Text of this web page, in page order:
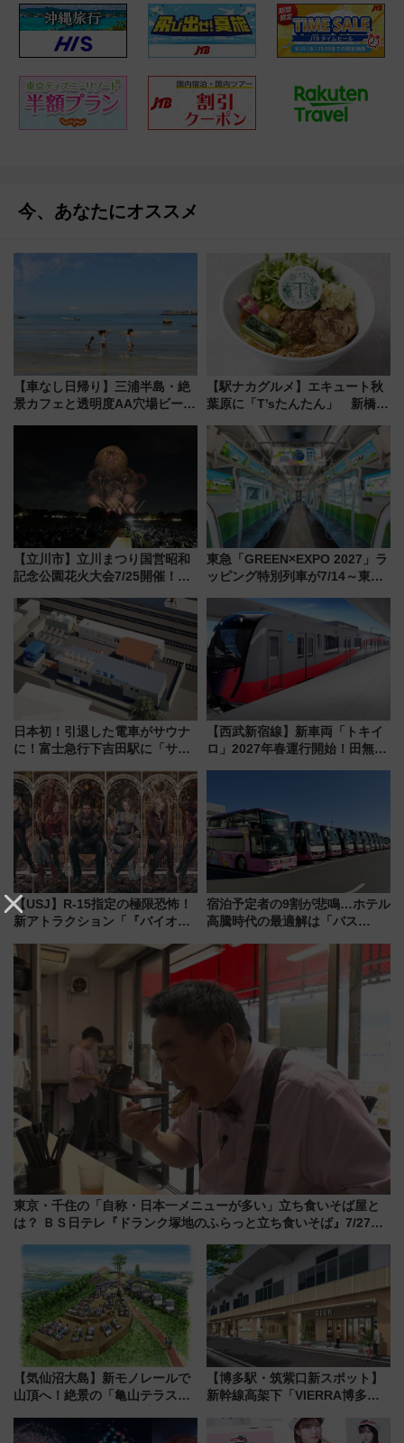
今、あなたにオススメ
【車なし日帰り】三浦半島・絶
景カフェと透明度AA穴場ビーチ
【駅ナカグルメ】エキュート秋
葉原に「T’sたんたん」 新橋に
饅」、オムライス専門店「肉と
たまご」新グルメ続々登場！
【2026年8月】
【立川市】立川まつり国営昭和
記念公園花火大会7/25開催！
混雑に要注意、その理由は
東急「GREEN×EXPO 2027」ラ
ッピング特別列車が7/14～東
ー！ 注目の編成やデザインまと
め
日本初！引退した電車がサウナ
に！富士急行下吉田駅に「サ電
業 行き交う電車の音や振動を
感じながら「ととのう」新感覚
【西武新宿線】新車両「トキイ
ロ」2027年春運行開始！田無・
【USJ】R-15指定の極限恐怖！
新アトラクション「『バイオハ
ブ」今秋登場 ―予測不能の恐
怖に泣き叫べ―
宿泊予定者の9割が悲鳴…ホテル
高騰時代の最適解は「バス
した、推し活遠征や観光時のリ
東京・千住の「自称・日本一メニューが多い」立ち食いそば屋と
は？ ＢＳ日テレ『ドランク塚地のふらっと立ち食いそば』7/27夜
【気仙沼大島】新モノレールで
山頂へ！絶景の「亀山テラス
暇村のお得な日帰りプランも登
【博多駅・筑紫口新スポット】
新幹線高架下「VIERRA博多テ
など注目の全6店舗 「博多活憩